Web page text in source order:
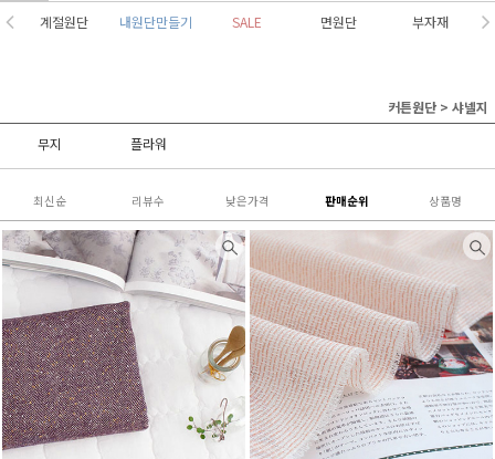
계절원단 내원단만들기 SALE 면원단 부자재
커튼원단 > 샤넬지
무지
플라워
최신순 리뷰수 낮은가격 판매순위 상품명